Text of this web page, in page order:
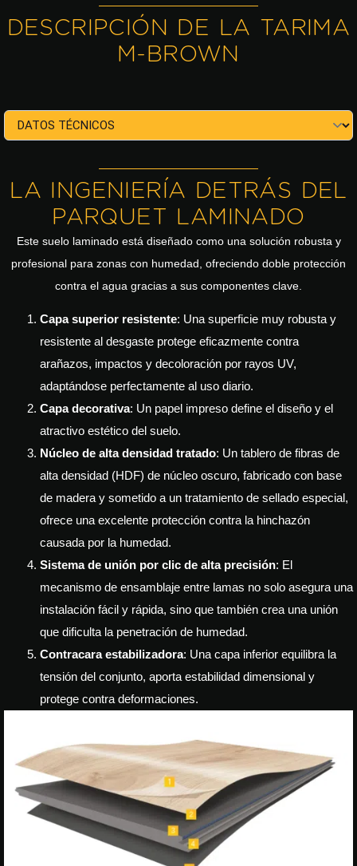
DESCRIPCIÓN DE LA TARIMA
M-BROWN
LA INGENIERÍA DETRÁS DEL
PARQUET LAMINADO
Este suelo laminado está diseñado como una solución robusta y
profesional para zonas con humedad, ofreciendo doble protección
contra el agua gracias a sus componentes clave.
Capa superior resistente: Una superficie muy robusta y
resistente al desgaste protege eficazmente contra
arañazos, impactos y decoloración por rayos UV,
adaptándose perfectamente al uso diario.
Capa decorativa: Un papel impreso define el diseño y el
atractivo estético del suelo.
Núcleo de alta densidad tratado: Un tablero de fibras de
alta densidad (HDF) de núcleo oscuro, fabricado con base
de madera y sometido a un tratamiento de sellado especial,
ofrece una excelente protección contra la hinchazón
causada por la humedad.
Sistema de unión por clic de alta precisión: El
mecanismo de ensamblaje entre lamas no solo asegura una
instalación fácil y rápida, sino que también crea una unión
que dificulta la penetración de humedad.
Contracara estabilizadora: Una capa inferior equilibra la
tensión del conjunto, aporta estabilidad dimensional y
protege contra deformaciones.